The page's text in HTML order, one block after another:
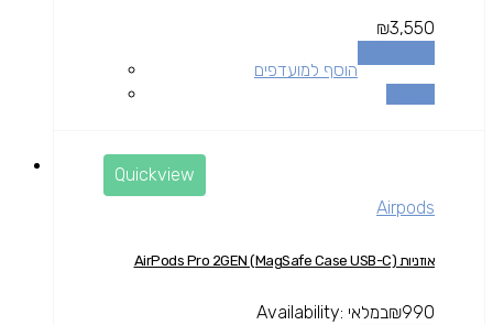
₪3,550
הוסף למועדפים
Quickview
Airpods
אוזניות AirPods Pro 2GEN (MagSafe Case USB-C)
₪990
Availability: במלאי